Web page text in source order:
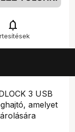
notifications
3 USB
amelyet